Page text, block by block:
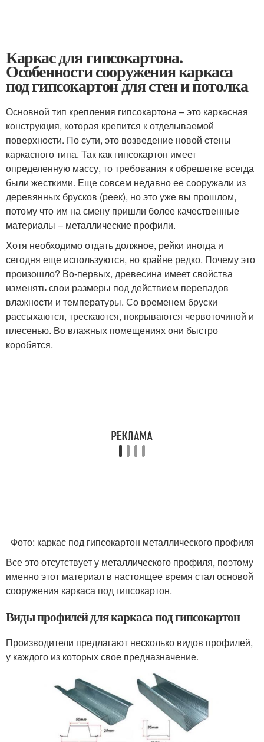
Каркас для гипсокартона.
Особенности сооружения каркаса
под гипсокартон для стен и потолка
Основной тип крепления гипсокартона – это каркасная
конструкция, которая крепится к отделываемой
поверхности. По сути, это возведение новой стены
каркасного типа. Так как гипсокартон имеет
определенную массу, то требования к обрешетке всегда
были жесткими. Еще совсем недавно ее сооружали из
деревянных брусков (реек), но это уже вы прошлом,
потому что им на смену пришли более качественные
материалы – металлические профили.
Хотя необходимо отдать должное, рейки иногда и
сегодня еще используются, но крайне редко. Почему это
произошло? Во-первых, древесина имеет свойства
изменять свои размеры под действием перепадов
влажности и температуры. Со временем бруски
рассыхаются, трескаются, покрываются червоточиной и
плесенью. Во влажных помещениях они быстро
коробятся.
Фото: каркас под гипсокартон металлического профиля
Все это отсутствует у металлического профиля, поэтому
именно этот материал в настоящее время стал основой
сооружения каркаса под гипсокартон.
Виды профилей для каркаса под гипсокартон
Производители предлагают несколько видов профилей,
у каждого из которых свое предназначение.